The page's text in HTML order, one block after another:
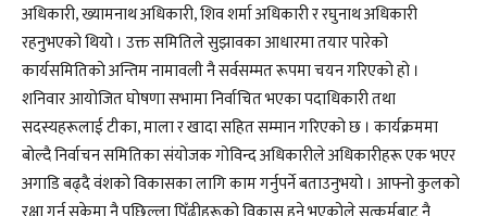
अधिकारी, ख्यामनाथ अधिकारी, शिव शर्मा अधिकारी र रघुनाथ अधिकारी
रहनुभएको थियो । उक्त समितिले सुझावका आधारमा तयार पारेको
कार्यसमितिको अन्तिम नामावली नै सर्वसम्मत रूपमा चयन गरिएको हो ।
शनिवार आयोजित घोषणा सभामा निर्वाचित भएका पदाधिकारी तथा
सदस्यहरूलाई टीका, माला र खादा सहित सम्मान गरिएको छ । कार्यक्रममा
बोल्दै निर्वाचन समितिका संयोजक गोविन्द अधिकारीले अधिकारीहरू एक भएर
अगाडि बढ्दै वंशको विकासका लागि काम गर्नुपर्ने बताउनुभयो । आफ्नो कुलको